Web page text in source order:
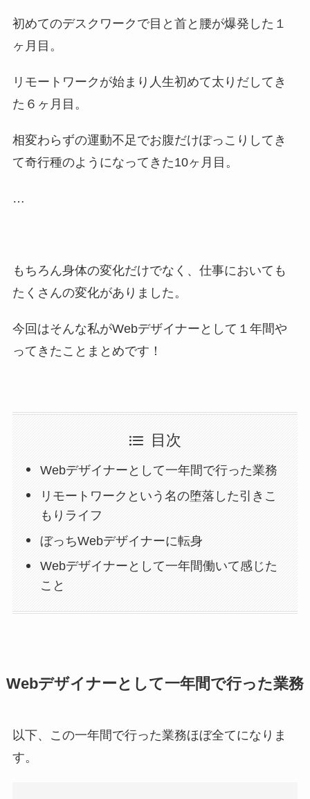
初めてのデスクワークで目と首と腰が爆発した１
ヶ月目。
リモートワークが始まり人生初めて太りだしてき
た６ヶ月目。
相変わらずの運動不足でお腹だけぽっこりしてき
て奇行種のようになってきた10ヶ月目。
…
もちろん身体の変化だけでなく、仕事においても
たくさんの変化がありました。
今回はそんな私がWebデザイナーとして１年間や
ってきたことまとめです！
目次
Webデザイナーとして一年間で行った業務
リモートワークという名の堕落した引きこ
もりライフ
ぼっちWebデザイナーに転身
Webデザイナーとして一年間働いて感じた
こと
Webデザイナーとして一年間で行った業務
以下、この一年間で行った業務ほぼ全てになりま
す。